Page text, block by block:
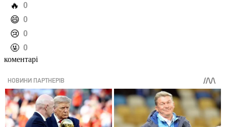
️🔥 0
️😄 0
️😢 0
️🤬 0
коментарі